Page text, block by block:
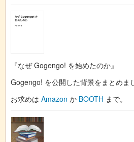
『なぜ Gogengo! を始めたのか』
Gogengo! を公開した背景をまとめま
お求めは Amazon か BOOTH まで。